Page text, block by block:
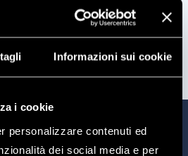
Informazioni sui cookie
i cookie
personalizzare contenuti ed
dei social media e per